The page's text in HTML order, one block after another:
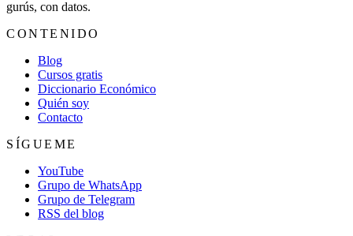
gurús, con datos.
CONTENIDO
Blog
Cursos gratis
Diccionario Económico
Quién soy
Contacto
SÍGUEME
YouTube
Grupo de WhatsApp
Grupo de Telegram
RSS del blog